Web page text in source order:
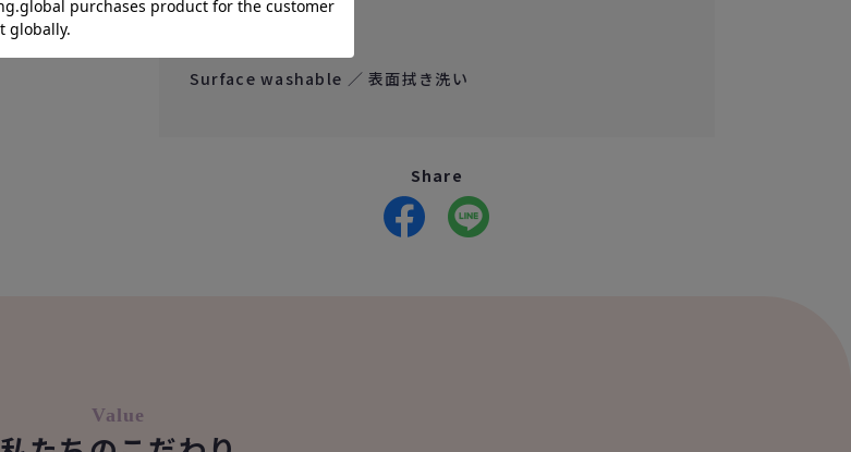
Surface washable ／ 表面拭き洗い
Share
Value